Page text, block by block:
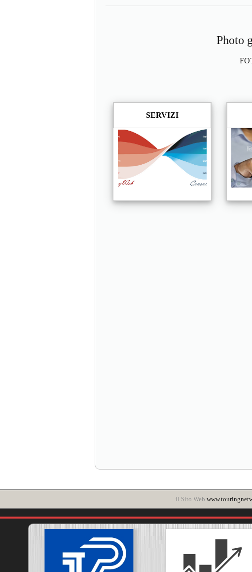
Photo
SERVIZI
il Sito Web